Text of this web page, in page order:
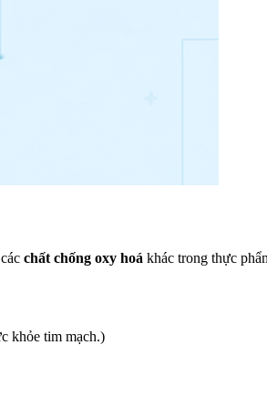
chất chống oxy hoá khác trong thực
khỏe tim mạch.)